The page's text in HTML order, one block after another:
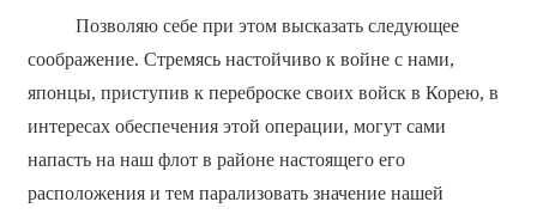
Позволяю себе при этом высказать следующее
соображение. Стремясь настойчиво к войне с нами,
японцы, приступив к переброске своих войск в Корею, в
интересах обеспечения этой операции, могут сами
напасть на наш флот в районе настоящего его
расположения и тем парализовать значение нашей